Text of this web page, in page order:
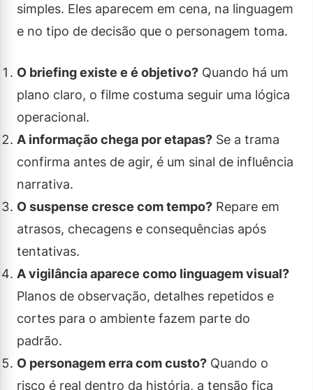
simples. Eles aparecem em cena, na linguagem
e no tipo de decisão que o personagem toma.
O briefing existe e é objetivo? Quando há um
plano claro, o filme costuma seguir uma lógica
operacional.
A informação chega por etapas? Se a trama
confirma antes de agir, é um sinal de influência
narrativa.
O suspense cresce com tempo? Repare em
atrasos, checagens e consequências após
tentativas.
A vigilância aparece como linguagem visual?
Planos de observação, detalhes repetidos e
cortes para o ambiente fazem parte do
padrão.
O personagem erra com custo? Quando o
risco é real dentro da história, a tensão fica